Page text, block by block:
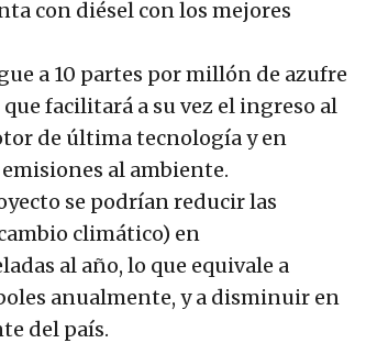
con diésel con los mejores
a 10 partes por millón de azufre
facilitará a su vez el ingreso al
de última tecnología y en
al ambiente.
se podrían reducir las
climático) en
al año, lo que equivale a
anualmente, y a disminuir en
del país.